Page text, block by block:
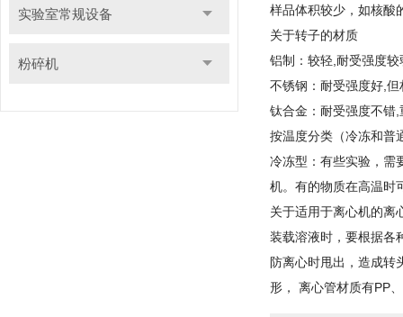
实验室常规设备
粉碎机
样品体积较少，如核酸
关于转子的材质
铝制：较轻,耐受强度
不锈钢：耐受强度好,
钛合金：耐受强度不错
按温度分类（冷冻和普
冷冻型：有些实验，需
机。有的物质在高温时
关于适用于离心机的离
装载溶液时，要根据各
防离心时甩出，造成转
形， 离心管材质有PP